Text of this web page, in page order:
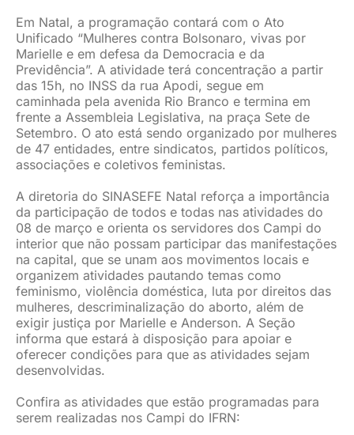
Em Natal, a programação contará com o Ato
Unificado “Mulheres contra Bolsonaro, vivas por
Marielle e em defesa da Democracia e da
Previdência”. A atividade terá concentração a partir
das 15h, no INSS da rua Apodi, segue em
caminhada pela avenida Rio Branco e termina em
frente a Assembleia Legislativa, na praça Sete de
Setembro. O ato está sendo organizado por mulheres
de 47 entidades, entre sindicatos, partidos políticos,
associações e coletivos feministas.
A diretoria do SINASEFE Natal reforça a importância
da participação de todos e todas nas atividades do
08 de março e orienta os servidores dos Campi do
interior que não possam participar das manifestações
na capital, que se unam aos movimentos locais e
organizem atividades pautando temas como
feminismo, violência doméstica, luta por direitos das
mulheres, descriminalização do aborto, além de
exigir justiça por Marielle e Anderson. A Seção
informa que estará à disposição para apoiar e
oferecer condições para que as atividades sejam
desenvolvidas.
Confira as atividades que estão programadas para
serem realizadas nos Campi do IFRN: